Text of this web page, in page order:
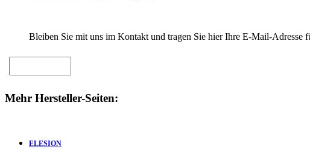
Bleiben Sie mit uns im Kontakt und tragen Sie hier Ihre E-Mail-Adresse
Mehr Hersteller-Seiten:
ELESION